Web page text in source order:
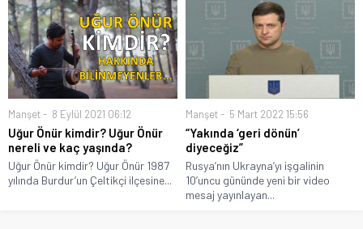
Manşet 8 Eylül 2021 06:12
Uğur Önür kimdir? Uğur Önür
nereli ve kaç yaşında?
Uğur Önür kimdir? Uğur Önür 1987
yılında Burdur’un Çeltikçi ilçesine...
Manşet 5 Mart 2022 15:56
“Yakında ‘geri dönün’
diyeceğiz”
Rusya’nın Ukrayna’yı işgalinin
10’uncu gününde yeni bir video
mesaj yayınlayan...